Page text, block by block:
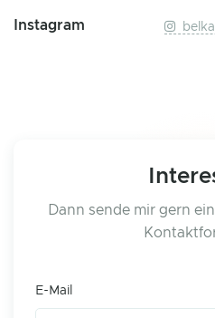
Instagram
Dann sende mir gern
E-Mail